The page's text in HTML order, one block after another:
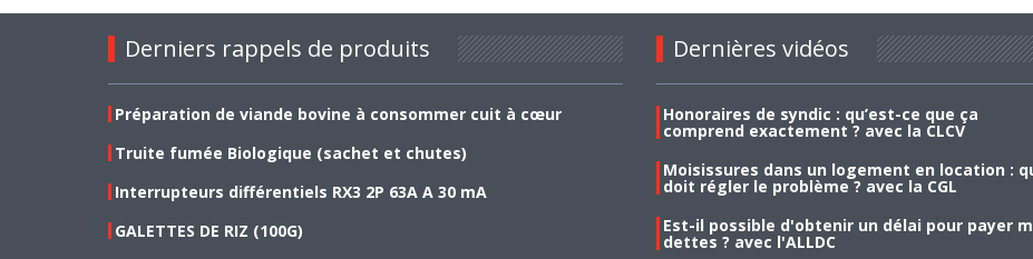
Derniers rappels de produits
Préparation de viande bovine à consommer cuit à cœur
Truite fumée Biologique (sachet et chutes)
Interrupteurs différentiels RX3 2P 63A A 30 mA
GALETTES DE RIZ (100G)
Dernières vidéos
Honoraires de syndic : qu’est-ce que ça
comprend exactement ? avec la CLCV
Moisissures dans un logement en location :
doit régler le problème ? avec la CGL
Est-il possible d'obtenir un délai pour payer
dettes ? avec l'ALLDC